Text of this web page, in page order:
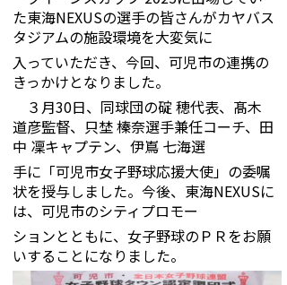
た東海NEXUSの選手の皆さんがカヤバス
タジアムの施設環境を大変気に
入っていただき、今回、可児市の連携の
きっかけとなりました。
３月30日、同球団の碇 穂代表、髙木
道彦監督、只埜 榛奈選手兼任コーチ、田
中 凜キャプテン、伊嶌 七海選
手に「可児市女子野球応援大使」の委嘱
状を授与しました。今後、東海NEXUSに
は、可児市のシティプロモー
ションとともに、女子野球のＰＲをお願
いすることになりました。